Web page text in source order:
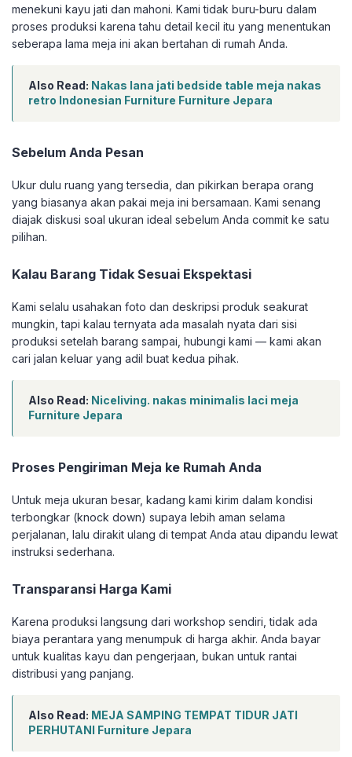
menekuni kayu jati dan mahoni. Kami tidak buru-buru dalam
proses produksi karena tahu detail kecil itu yang menentukan
seberapa lama meja ini akan bertahan di rumah Anda.
Also Read: Nakas lana jati bedside table meja nakas
retro Indonesian Furniture Furniture Jepara
Sebelum Anda Pesan
Ukur dulu ruang yang tersedia, dan pikirkan berapa orang
yang biasanya akan pakai meja ini bersamaan. Kami senang
diajak diskusi soal ukuran ideal sebelum Anda commit ke satu
pilihan.
Kalau Barang Tidak Sesuai Ekspektasi
Kami selalu usahakan foto dan deskripsi produk seakurat
mungkin, tapi kalau ternyata ada masalah nyata dari sisi
produksi setelah barang sampai, hubungi kami — kami akan
cari jalan keluar yang adil buat kedua pihak.
Also Read: Niceliving. nakas minimalis laci meja
Furniture Jepara
Proses Pengiriman Meja ke Rumah Anda
Untuk meja ukuran besar, kadang kami kirim dalam kondisi
terbongkar (knock down) supaya lebih aman selama
perjalanan, lalu dirakit ulang di tempat Anda atau dipandu lewat
instruksi sederhana.
Transparansi Harga Kami
Karena produksi langsung dari workshop sendiri, tidak ada
biaya perantara yang menumpuk di harga akhir. Anda bayar
untuk kualitas kayu dan pengerjaan, bukan untuk rantai
distribusi yang panjang.
Also Read: MEJA SAMPING TEMPAT TIDUR JATI
PERHUTANI Furniture Jepara